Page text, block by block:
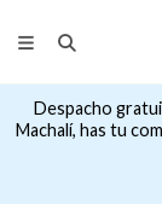
Despacho
Machalí, has tu